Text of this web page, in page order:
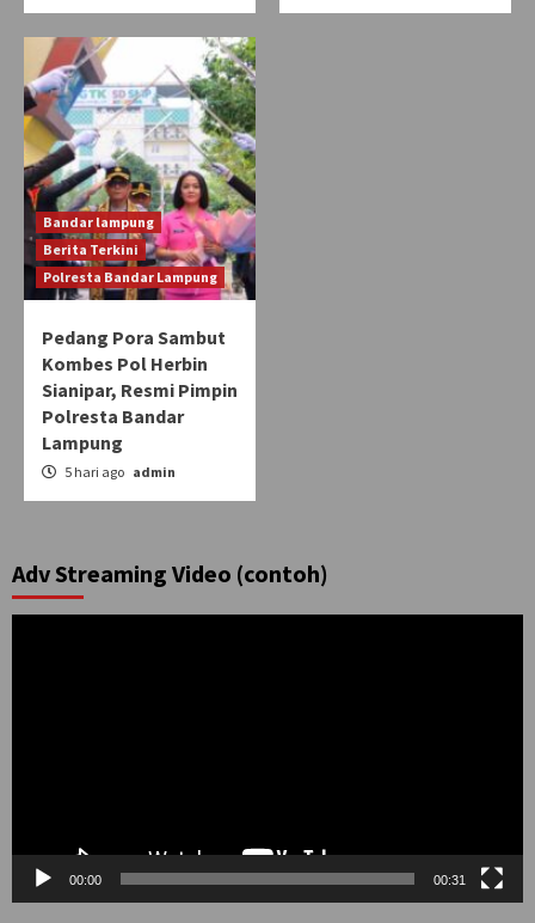
Bandar lampung
Berita Terkini
Polresta Bandar Lampung
Pedang Pora Sambut
Kombes Pol Herbin
Sianipar, Resmi Pimpin
Polresta Bandar
Lampung
5 hari ago admin
Adv Streaming Video (contoh)
00:00 00:31